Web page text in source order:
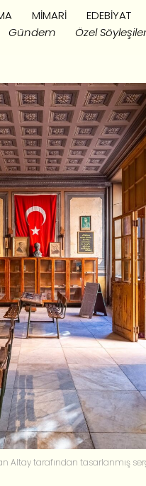
MIMARI EDEBIYAT
Gündem
Özel Söyleşiler
Altay tarafından tasarlanmış